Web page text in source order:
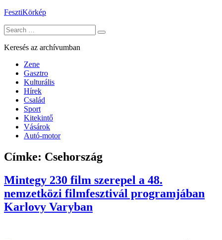
Skip
content
FesztiKörkép
Search
for:
Keresés az archívumban
Zene
Gasztro
Kulturális
Hírek
Család
Sport
Kitekintő
Vásárok
Autó-motor
Címke: Csehország
Mintegy 230 film szerepel a 48.
nemzetközi filmfesztivál programjában
Karlovy Varyban